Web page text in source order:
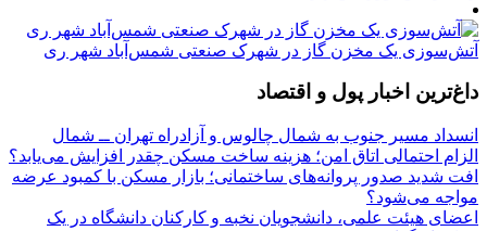
آتش‌سوزی یک مخزن گاز در شهرک صنعتی شمس‌آباد شهر ری
داغ‌ترین اخبار پول و اقتصاد
انسداد مسیر جنوب به شمال چالوس و آزادراه تهران ــ شمال
الزام احتمالی اتاق امن؛ هزینه ساخت مسکن چقدر افزایش می‌یابد؟
افت شدید صدور پروانه‌های ساختمانی؛ بازار مسکن با کمبود عرضه
مواجه می‌شود؟
اعضای هیئت علمی، دانشجویان نخبه و کارکنان دانشگاه در یک